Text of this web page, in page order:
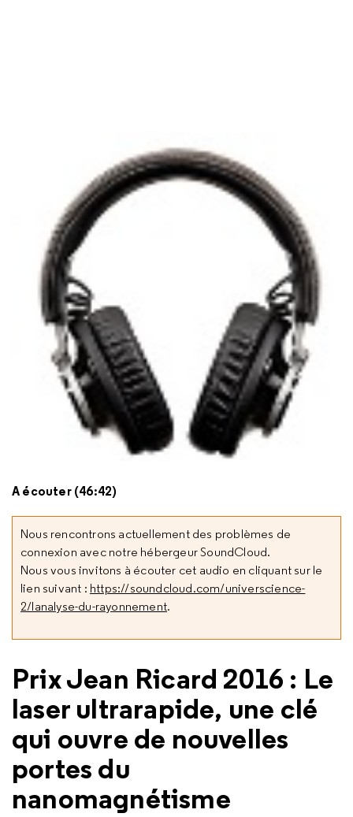
A écouter (46:42)
Nous rencontrons actuellement des problèmes de
connexion avec notre hébergeur SoundCloud.
Nous vous invitons à écouter cet audio en cliquant sur le
lien suivant : https://soundcloud.com/universcience-
2/lanalyse-du-rayonnement.
Prix Jean Ricard 2016 : Le
laser ultrarapide, une clé
qui ouvre de nouvelles
portes du
nanomagnétisme